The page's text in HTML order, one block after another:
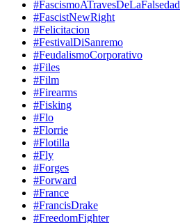
#FascismoATravesDeLaFalsedad
#FascistNewRight
#Felicitacion
#FestivalDiSanremo
#FeudalismoCorporativo
#Files
#Film
#Firearms
#Fisking
#Flo
#Florrie
#Flotilla
#Fly
#Forges
#Forward
#France
#FrancisDrake
#FreedomFighter